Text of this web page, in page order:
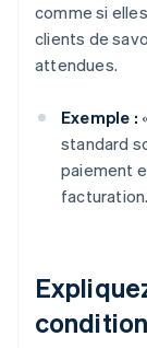
comme si
clients de
attendues.
Exemple :
standard
paiement